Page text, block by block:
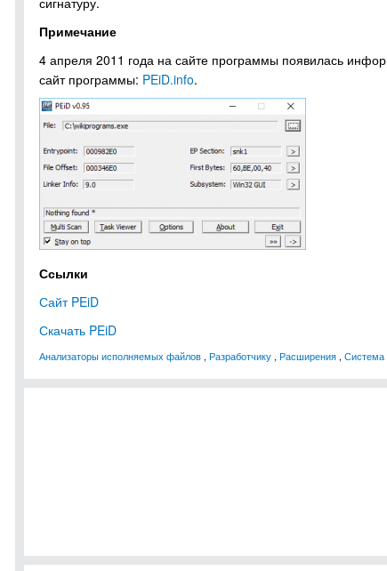
Примечание
4 апреля 2011 года на сайте программы появилась
сайт программы: PEiD.info.
Ссылки
Сайт PEiD
Скачать PEiD
Анализаторы исполняемых файлов , Разработчику , Расширения , Система